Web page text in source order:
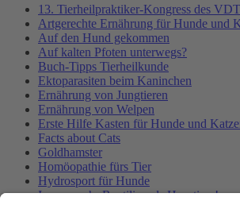
13. Tierheilpraktiker-Kongress des VDT
Artgerechte Ernährung für Hunde und
Auf den Hund gekommen
Auf kalten Pfoten unterwegs?
Buch-Tipps Tierheilkunde
Ektoparasiten beim Kaninchen
Ernährung von Jungtieren
Ernährung von Welpen
Erste Hilfe Kasten für Hunde und
Facts about Cats
Goldhamster
Homöopathie fürs Tier
Hydrosport für Hunde
Immer mehr Reptilien als Haustiere!